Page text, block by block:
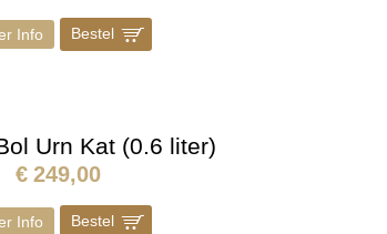
Info Bestel ]
Urn Kat (0.6 liter)
€ 249,00
Info Bestel ]